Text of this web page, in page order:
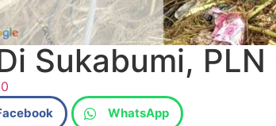
Sukabumi,
WhatsApp